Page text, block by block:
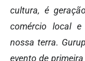
cultura, é
comércio local
nossa terra.
evento de